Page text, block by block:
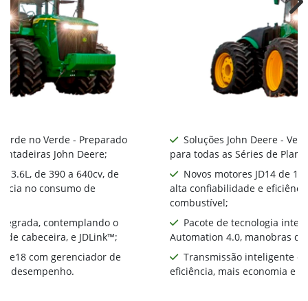
no Verde - Preparado
John Deere;
13.6L, de 390 a 640cv, de
no consumo de
contemplando o
de cabeceira, e JDLink™;
e18 com gerenciador de
desempenho.
Soluções John Deere -
para todas as Séries de
Novos motores JD14 de
alta confiabilidade e
combustível;
Pacote de tecnologia
Automation 4.0, manobras
Transmissão inteligente
eficiência, mais economia e